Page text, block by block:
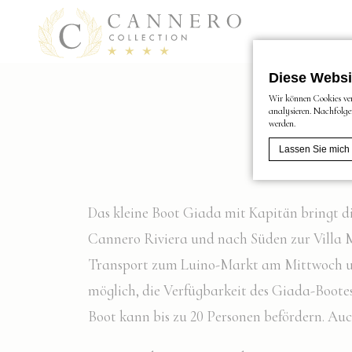
Diese
Wir können Cookies
analysieren.
werden.
Lassen Sie
Was sind
Cookies sind
Sie alle Cookies
Cookie-Richtlinie
Das kleine Boot Giada mit Kapitän bringt
Cannero Riviera und nach Süden zur Villa
Transport zum Luino-Markt am Mittwoch
möglich, die Verfügbarkeit des Giada-
Boot kann bis zu 20 Personen befördern.